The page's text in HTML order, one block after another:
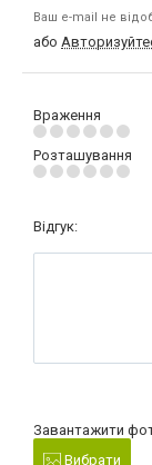
Ваш e-mail не
або
Враження
Розташування
Відгук:
Завантажити
Вибрати